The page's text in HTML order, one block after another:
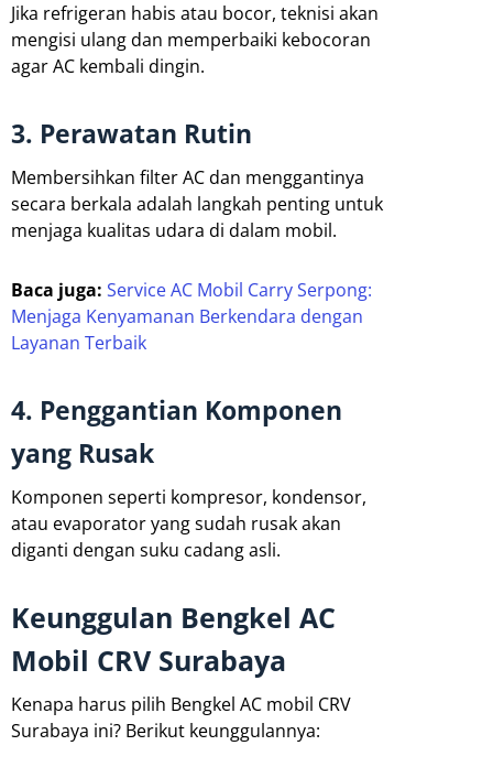
Jika refrigeran habis atau bocor, teknisi akan
mengisi ulang dan memperbaiki kebocoran
agar AC kembali dingin.
3. Perawatan Rutin
Membersihkan filter AC dan menggantinya
secara berkala adalah langkah penting untuk
menjaga kualitas udara di dalam mobil.
Baca juga: Service AC Mobil Carry Serpong:
Menjaga Kenyamanan Berkendara dengan
Layanan Terbaik
4. Penggantian Komponen
yang Rusak
Komponen seperti kompresor, kondensor,
atau evaporator yang sudah rusak akan
diganti dengan suku cadang asli.
Keunggulan Bengkel AC
Mobil CRV Surabaya
Kenapa harus pilih Bengkel AC mobil CRV
Surabaya ini? Berikut keunggulannya: